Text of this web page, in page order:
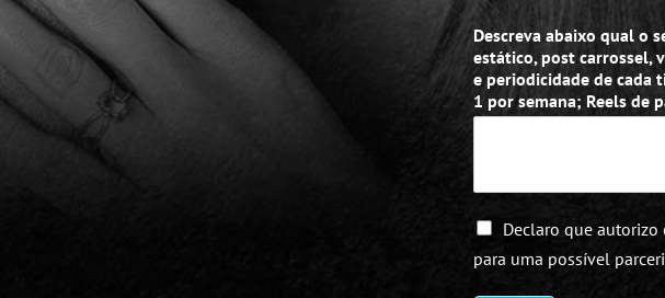
Descreva abaixo qual o
estático, post carrossel,
e periodicidade de cada
1 por semana; Reels de
Declaro que
para uma possível